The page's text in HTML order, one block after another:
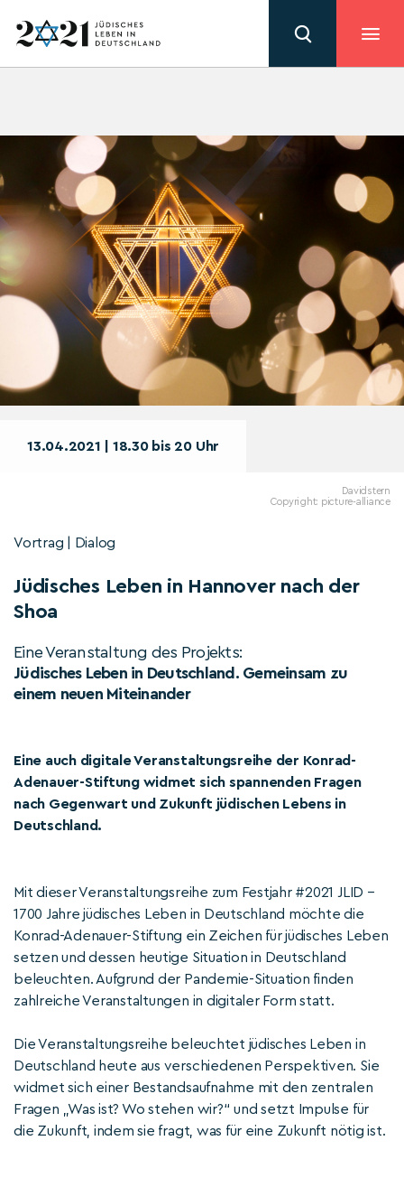
13.04.2021 | 18.30 bis 20 Uhr
Davidstern
Copyright: picture-alliance
Vortrag | Dialog
Jüdisches Leben in Hannover nach der
Shoa
Eine Veranstaltung des Projekts:
Jüdisches Leben in Deutschland. Gemeinsam zu
einem neuen Miteinander
Eine auch digitale Veranstaltungsreihe der Konrad-
Adenauer-Stiftung widmet sich spannenden Fragen
nach Gegenwart und Zukunft jüdischen Lebens in
Deutschland.
Mit dieser Veranstaltungsreihe zum Festjahr #2021 JLID –
1700 Jahre jüdisches Leben in Deutschland möchte die
Konrad-Adenauer-Stiftung ein Zeichen für jüdisches Leben
setzen und dessen heutige Situation in Deutschland
beleuchten. Aufgrund der Pandemie-Situation finden
zahlreiche Veranstaltungen in digitaler Form statt.
Die Veranstaltungsreihe beleuchtet jüdisches Leben in
Deutschland heute aus verschiedenen Perspektiven. Sie
widmet sich einer Bestandsaufnahme mit den zentralen
Fragen „Was ist? Wo stehen wir?“ und setzt Impulse für
die Zukunft, indem sie fragt, was für eine Zukunft nötig ist.